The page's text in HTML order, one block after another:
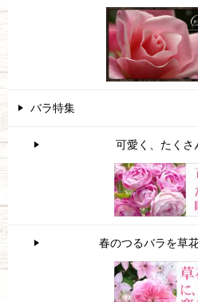
バラ特集
可愛く、たくさ
春のつるバラを草